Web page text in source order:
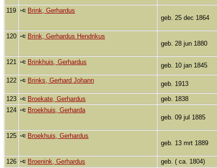
119
Brink, Gerhardus
geb. 25 dec 1864
120
Brink, Gerhardus Hendrikus
geb. 28 jun 1880
121 Brinkhuis, Gerhardus geb. 10 jan 1845
122 Brinks, Gerhard Johann geb. 1913
123 Broekate, Gerhardus
geb. 1838
124
Broekhuis, Gerharda
geb. 09 jul 1885
125
Broekhuis, Gerhardus
geb. 13 mrt 1889
126 Broenink, Gerhardus
geb. ( ca. 1804)